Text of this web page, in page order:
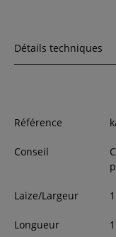
Détails techniques
Référence
Conseil
Laize/Largeur
Longueur